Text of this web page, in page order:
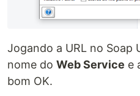
Jogando a URL no Soap
nome do Web Service e
bom OK.